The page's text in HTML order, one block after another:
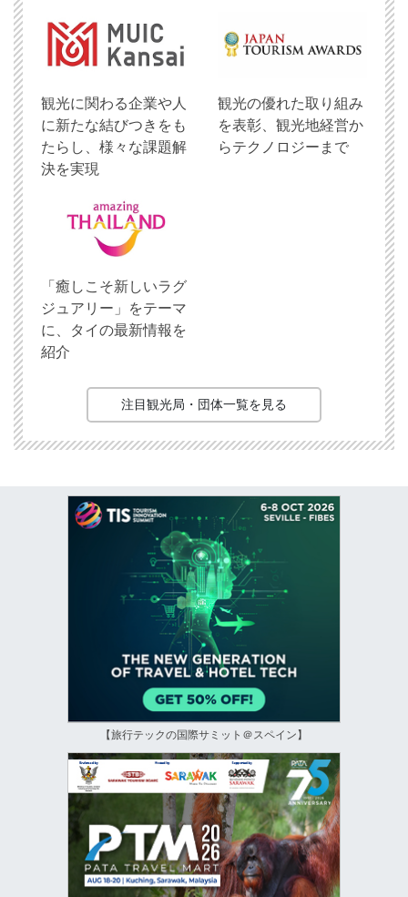
観光に関わる企業や人
に新たな結びつきをも
たらし、様々な課題解
決を実現
観光の優れた取り組み
を表彰、観光地経営か
らテクノロジーまで
「癒しこそ新しいラグ
ジュアリー」をテーマ
に、タイの最新情報を
紹介
注目観光局・団体一覧を見る
【旅行テックの国際サミット＠スペイン】